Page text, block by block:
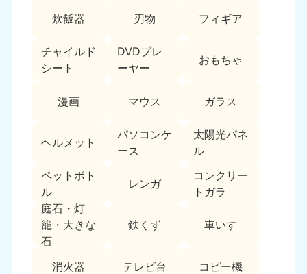
炊飯器 刃物 フィギア
チャイルド
シート
DVDプレ
ーヤー
おもちゃ
漫画 マウス ガラス
ヘルメット
パソコンケ
ース
太陽光パネ
ル
ペットボト
ル
レンガ
コンクリー
トガラ
庭石・灯
籠・大きな
石
鉄くず 車いす
消火器 テレビ台 コピー機
滋賀県
9:00〜19:00 年中無休
京都府
9:00〜19:00 年中無休
050-1881-5248
中国
岡山県
050-1881-5146
9:00〜19:00 年中無休
050-1880-9900
9:00〜19:00 年中無休
広島県
050-1881-5144
9:00〜19:00 年中無休
鳥取県